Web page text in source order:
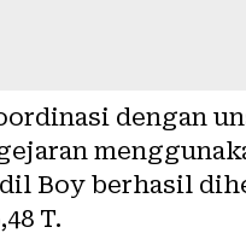
dengan
Boy berhasil
T.